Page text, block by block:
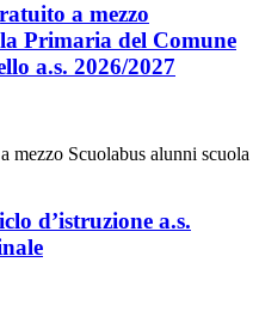
a mezzo
Primaria del Comune
a.s. 2026/2027
mezzo Scuolabus alunni scuola
d’istruzione a.s.